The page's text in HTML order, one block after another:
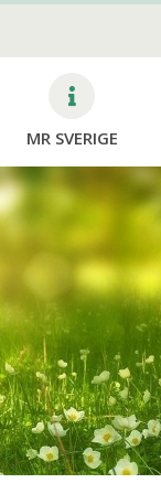
Bygg & Anläggning
MR SVERIGE